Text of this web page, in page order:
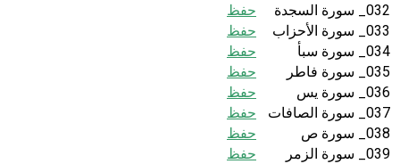
032_ سورة السجدة
حفظ
033_ سورة الأحزاب
حفظ
034_ سورة سبأ
حفظ
035_ سورة فاطر
حفظ
036_ سورة يس
حفظ
037_ سورة الصافات
حفظ
038_ سورة ص
حفظ
039_ سورة الزمر
حفظ